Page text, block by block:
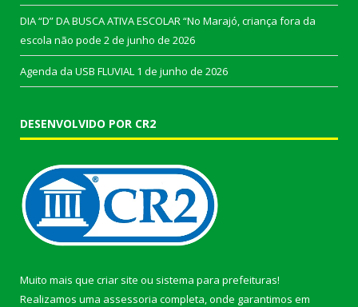
DIA “D” DA BUSCA ATIVA ESCOLAR “No Marajó, criança fora da
escola não pode 2 de junho de 2026
Agenda da USB FLUVIAL 1 de junho de 2026
DESENVOLVIDO POR CR2
Muito mais que criar site ou sistema para prefeituras!
Realizamos uma assessoria completa, onde garantimos em